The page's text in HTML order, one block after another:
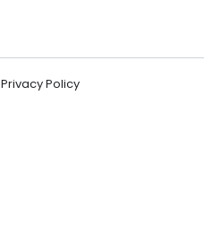
Privacy Policy